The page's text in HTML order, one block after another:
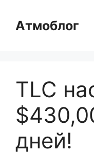
содержимому
Атмоблог
TLC
дней!